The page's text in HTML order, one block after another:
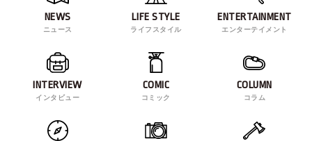
NEWS
ニュース
LIFE STYLE
ライフスタイル
ENTERTAINMENT
エンターテイメント
INTERVIEW
インタビュー
COMIC
コミック
COLUMN
コラム